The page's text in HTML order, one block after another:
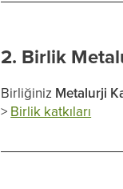
2. Birlik
Birliğiniz Metalurji
> Birlik katkıları